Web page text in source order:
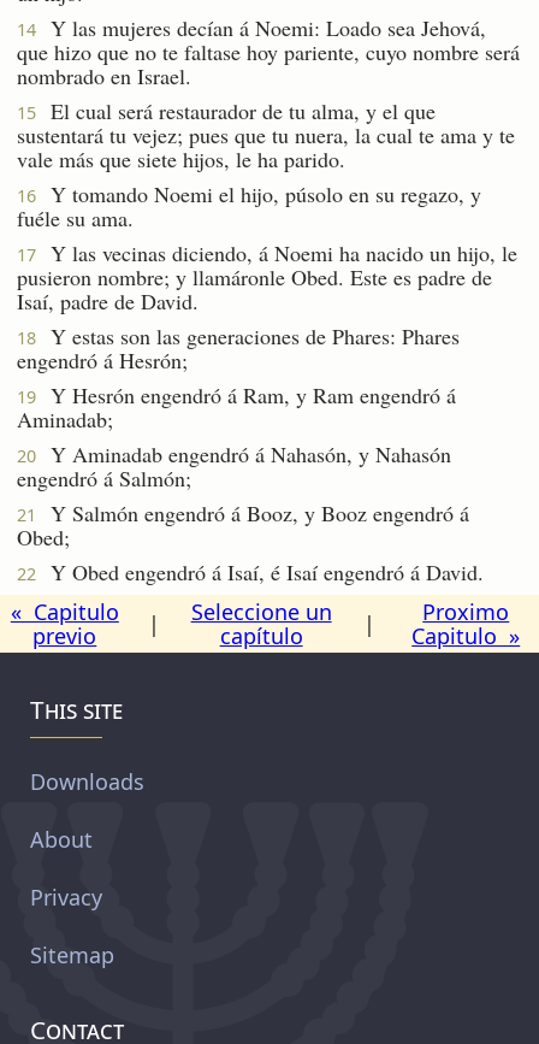
14
Y las mujeres decían á Noemi: Loado sea Jehová,
que hizo que no te faltase hoy pariente, cuyo nombre será
nombrado en Israel.
15
El cual será restaurador de tu alma, y el que
sustentará tu vejez; pues que tu nuera, la cual te ama y te
vale más que siete hijos, le ha parido.
16
Y tomando Noemi el hijo, púsolo en su regazo, y
fuéle su ama.
17
Y las vecinas diciendo, á Noemi ha nacido un hijo, le
pusieron nombre; y llamáronle Obed. Este es padre de
Isaí, padre de David.
18
Y estas son las generaciones de Phares: Phares
engendró á Hesrón;
19
Y Hesrón engendró á Ram, y Ram engendró á
Aminadab;
20
Y Aminadab engendró á Nahasón, y Nahasón
engendró á Salmón;
21
Y Salmón engendró á Booz, y Booz engendró á
Obed;
22
Y Obed engendró á Isaí, é Isaí engendró á David.
« Capitulo
previo
|
Seleccione un
capítulo
|
Proximo
Capitulo »
This site
Downloads
About
Privacy
Sitemap
Contact